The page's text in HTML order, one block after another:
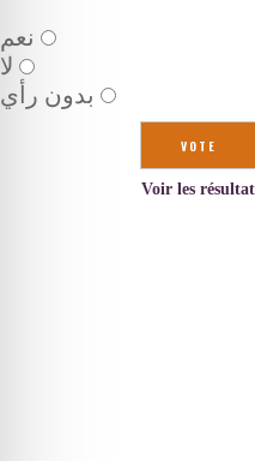
نعم
لا
بدون رأي
Voir les